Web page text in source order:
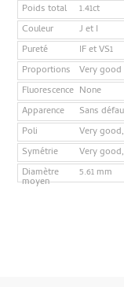
Poids total
1.41ct
Couleur
J et I
Pureté
IF et VS1
Proportions
Very good
Fluorescence None
Apparence
Sans
Poli
Very
Symétrie
Very
Diamètre
moyen
5.61 mm